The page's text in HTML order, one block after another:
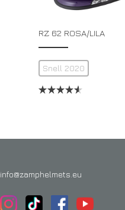
RZ 62 ROSA/LILA
Snell 2020
info@zamphelmets.eu